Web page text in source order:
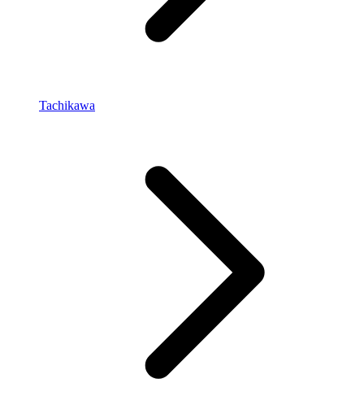
Tachikawa